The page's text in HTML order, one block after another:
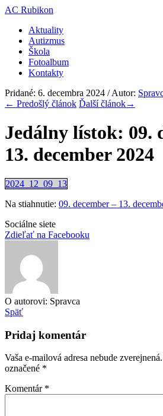
AC Rubikon
Aktuality
Autizmus
Škola
Fotoalbum
Kontakty
Pridané: 6. decembra 2024 / Autor:
← Predošlý článok Ďalší článok→
Jedálny lístok: 09.
13. december 2024
2024_12_09_13
Na stiahnutie: 09. december – 13.
Sociálne siete
Zdieľať na Facebooku
O autorovi: Spravca
Späť
Pridaj komentár
Vaša e-mailová adresa nebude zverejnená.
označené *
Komentár *